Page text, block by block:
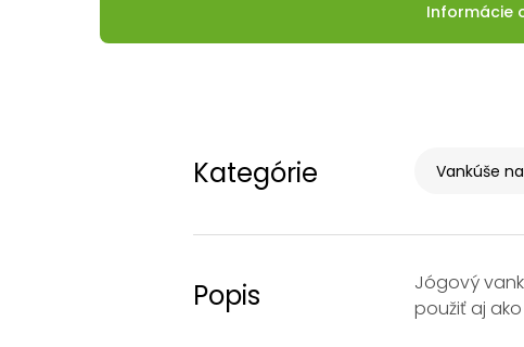
Informácie
Kategórie Vankúše
Popis Jógový
použiť aj